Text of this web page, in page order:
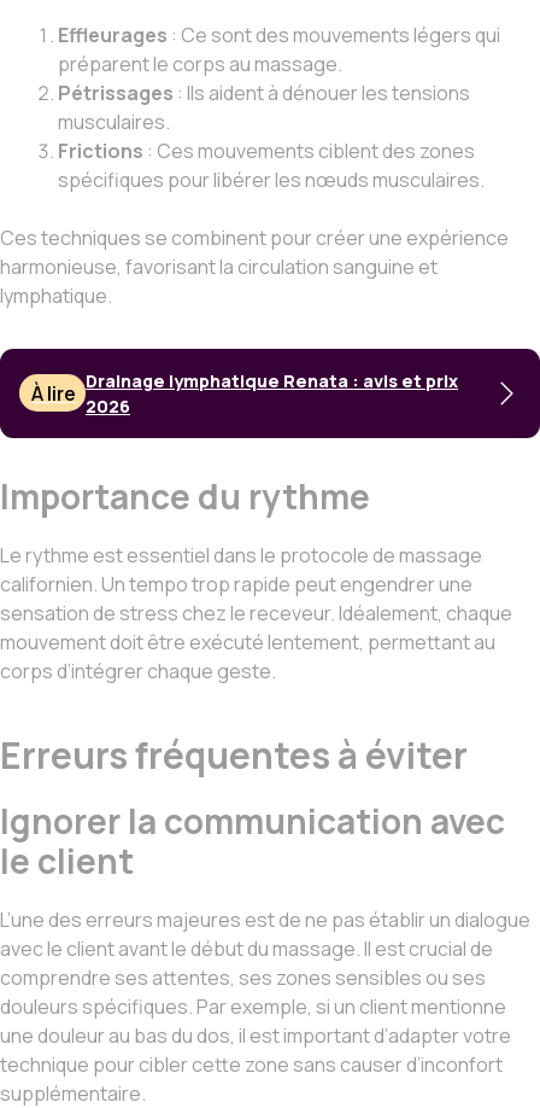
Effleurages : Ce sont des mouvements légers qui
préparent le corps au massage.
Pétrissages : Ils aident à dénouer les tensions
musculaires.
Frictions : Ces mouvements ciblent des zones
spécifiques pour libérer les nœuds musculaires.
Ces techniques se combinent pour créer une expérience
harmonieuse, favorisant la circulation sanguine et
lymphatique.
À lire Drainage lymphatique Renata : avis et prix
2026
Importance du rythme
Le rythme est essentiel dans le protocole de massage
californien. Un tempo trop rapide peut engendrer une
sensation de stress chez le receveur. Idéalement, chaque
mouvement doit être exécuté lentement, permettant au
corps d’intégrer chaque geste.
Erreurs fréquentes à éviter
Ignorer la communication avec
le client
L’une des erreurs majeures est de ne pas établir un dialogue
avec le client avant le début du massage. Il est crucial de
comprendre ses attentes, ses zones sensibles ou ses
douleurs spécifiques. Par exemple, si un client mentionne
une douleur au bas du dos, il est important d’adapter votre
technique pour cibler cette zone sans causer d’inconfort
supplémentaire.